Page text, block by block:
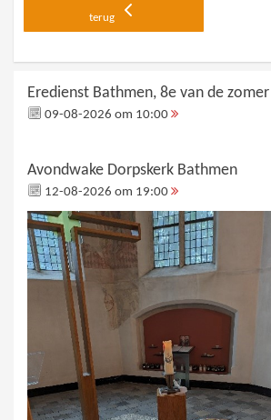
terug
Eredienst Bathmen, 8e van de zomer
09-08-2026 om 10:00
Avondwake Dorpskerk Bathmen
12-08-2026 om 19:00